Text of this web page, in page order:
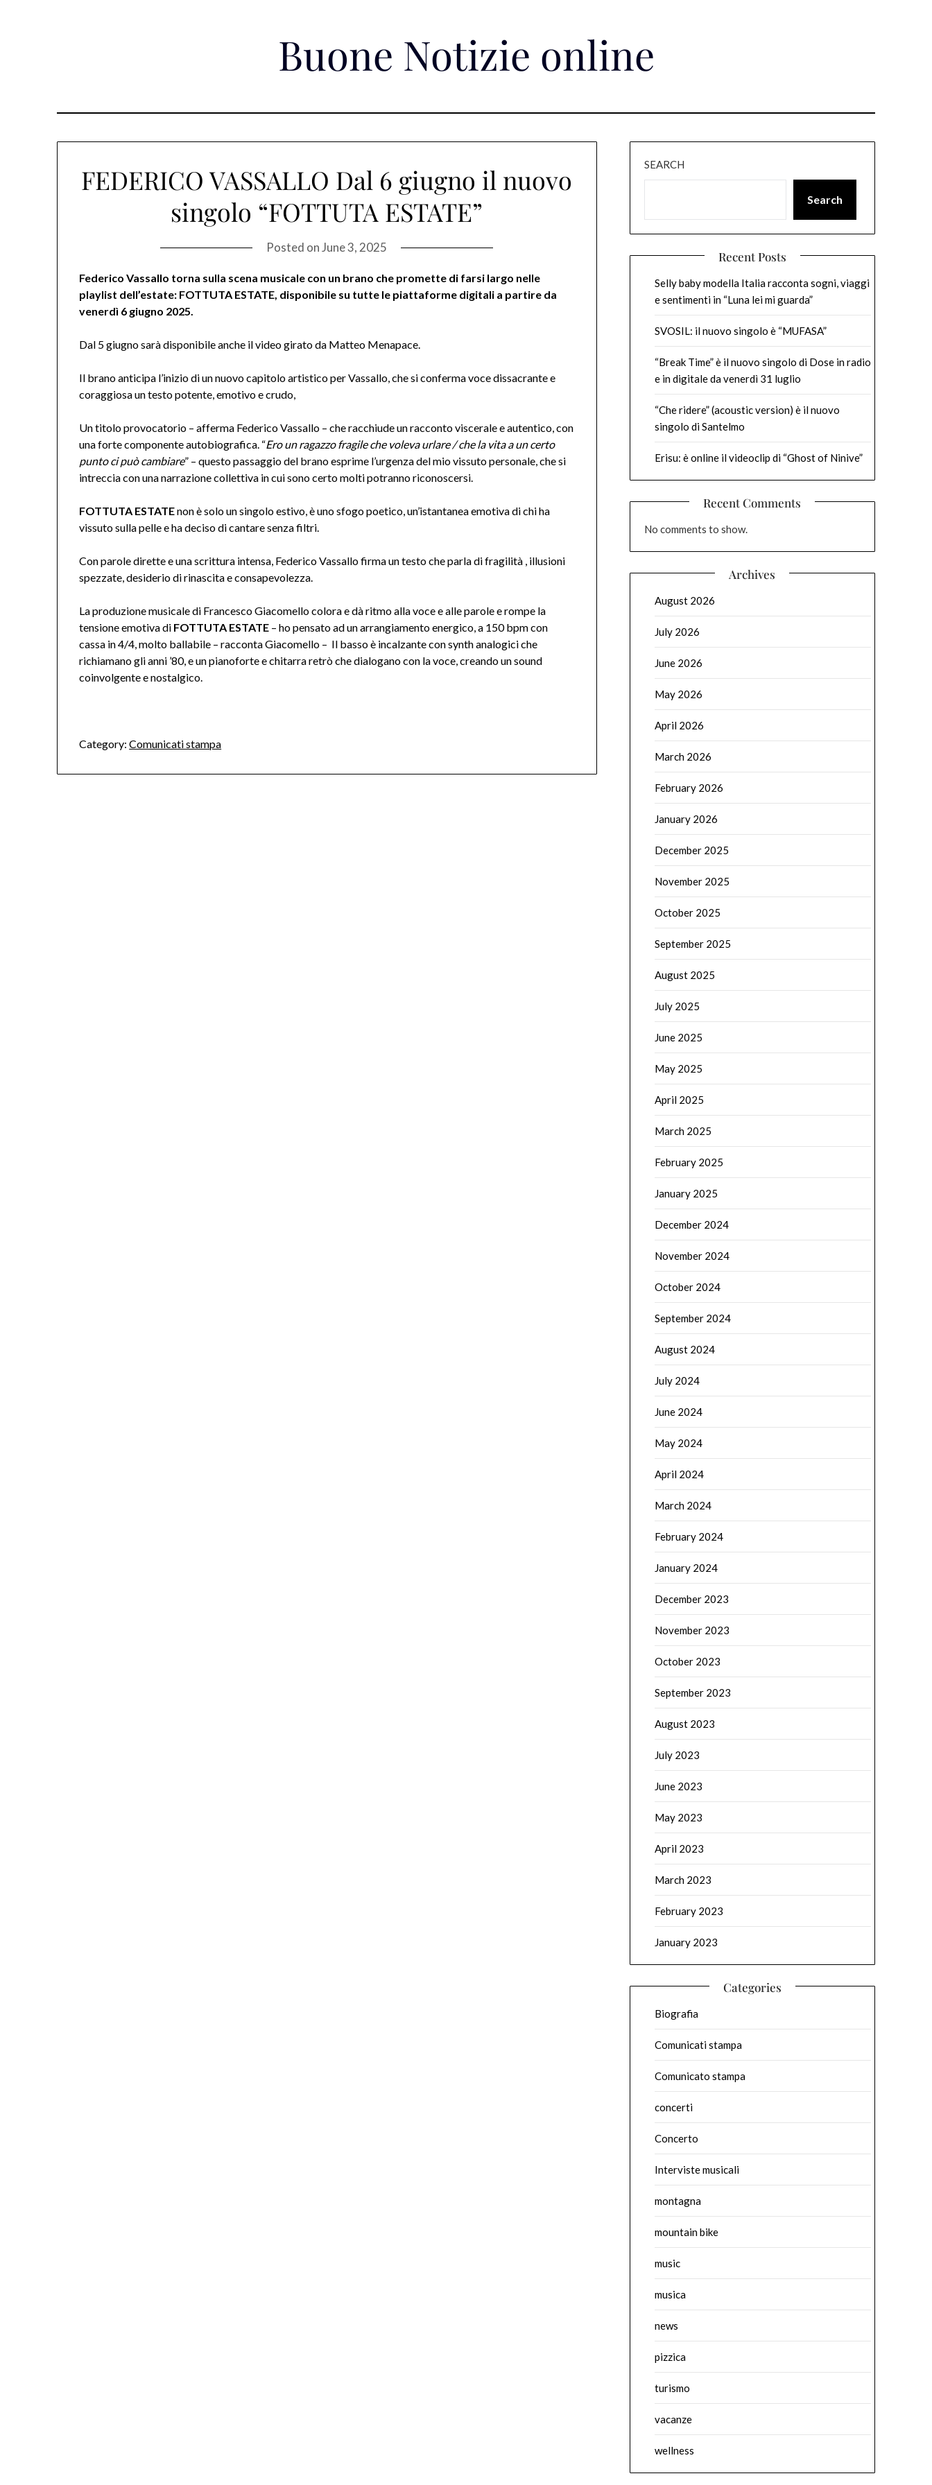
Buone Notizie online
FEDERICO VASSALLO Dal 6 giugno il nuovo
singolo “FOTTUTA ESTATE”
Posted onJune 3, 2025
Federico Vassallo torna sulla scena musicale con un brano che promette di farsi largo nelle
playlist dell’estate: FOTTUTA ESTATE, disponibile su tutte le piattaforme digitali a partire da
venerdì 6 giugno 2025.
Dal 5 giugno sarà disponibile anche il video girato da Matteo Menapace.
Il brano anticipa l’inizio di un nuovo capitolo artistico per Vassallo, che si conferma voce dissacrante e
coraggiosa un testo potente, emotivo e crudo,
Un titolo provocatorio – afferma Federico Vassallo – che racchiude un racconto viscerale e autentico, con
una forte componente autobiografica. “Ero un ragazzo fragile che voleva urlare / che la vita a un certo
punto ci può cambiare” – questo passaggio del brano esprime l’urgenza del mio vissuto personale, che si
intreccia con una narrazione collettiva in cui sono certo molti potranno riconoscersi.
FOTTUTA ESTATEnon è solo un singolo estivo, è uno sfogo poetico, un’istantanea emotiva di chi ha
vissuto sulla pelle e ha deciso di cantare senza filtri.
Con parole dirette e una scrittura intensa, Federico Vassallo firma un testo che parla di fragilità , illusioni
spezzate, desiderio di rinascita e consapevolezza.
La produzione musicale di Francesco Giacomello colora e dà ritmo alla voce e alle parole e rompe la
tensione emotiva di FOTTUTA ESTATE – ho pensato ad un arrangiamento energico, a 150 bpm con
cassa in 4/4, molto ballabile – racconta Giacomello – Il basso è incalzante con synth analogici che
richiamano gli anni ’80, e un pianoforte e chitarra retrò che dialogano con la voce, creando un sound
coinvolgente e nostalgico.
Category: Comunicati stampa
SEARCH
Search
Recent Posts
Selly baby modella Italia racconta sogni, viaggi
e sentimenti in “Luna lei mi guarda”
SVOSIL: il nuovo singolo è “MUFASA”
“Break Time” è il nuovo singolo di Dose in radio
e in digitale da venerdì 31 luglio
“Che ridere” (acoustic version) è il nuovo
singolo di Santelmo
Erisu: è online il videoclip di “Ghost of Ninive”
Recent Comments
No comments to show.
Archives
August 2026
July 2026
June 2026
May 2026
April 2026
March 2026
February 2026
January 2026
December 2025
November 2025
October 2025
September 2025
August 2025
July 2025
June 2025
May 2025
April 2025
March 2025
February 2025
January 2025
December 2024
November 2024
October 2024
September 2024
August 2024
July 2024
June 2024
May 2024
April 2024
March 2024
February 2024
January 2024
December 2023
November 2023
October 2023
September 2023
August 2023
July 2023
June 2023
May 2023
April 2023
March 2023
February 2023
January 2023
Categories
Biografia
Comunicati stampa
Comunicato stampa
concerti
Concerto
Interviste musicali
montagna
mountain bike
music
musica
news
pizzica
turismo
vacanze
wellness